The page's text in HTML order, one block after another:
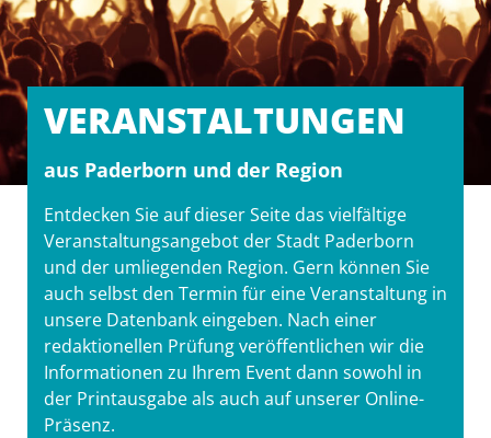
VERANSTALT­UNGEN
aus Paderborn und der Region
Entdecken Sie auf dieser Seite das vielfältige
Veranstaltungsangebot der Stadt Paderborn
und der umliegenden Region. Gern können Sie
auch selbst den Termin für eine Veranstaltung in
unsere Datenbank eingeben. Nach einer
redaktionellen Prüfung veröffentlichen wir die
Informationen zu Ihrem Event dann sowohl in
der Printausgabe als auch auf unserer Online-
Präsenz.